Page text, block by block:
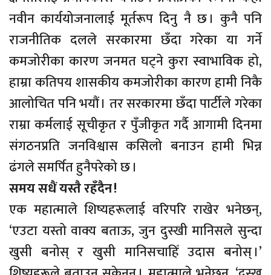
नवीन कार्ययोजनालाई मूर्तरूप दिनु नै छ । कुनै पनि
राजनीतिक दलले सरकारमा छँदा गरेका या गर्ने
कमजोरीका कारण जनमत घट्ने कुरा स्वाभाविक हो,
हाम्रा कतिपय शासकीय कमजोरीका कारण हामी निकै
आलोचित पनि भयौं । तर सरकारमा छँदा पार्टीले गरेका
राम्रा कर्मलाई सूचीकृत र पुँजीकृत गर्दै आगामी दिनमा
संगठनप्रति जनविश्वास कसिलो बनाउन हामी भिन्न
ढंगले समर्पित हुनैपरेको छ ।
समय सधैं यस्तै रहँदैन !
एक महात्माले शिष्यहरूलाई वरिपरि राखेर भनेछन्,
‘एउटा यस्तो वाक्य बताऊ, जुन दुस्खी मानिसले सुन्दा
खुसी बनोस् र खुसी मानिसचाहिँ उदास बनोस् ।’